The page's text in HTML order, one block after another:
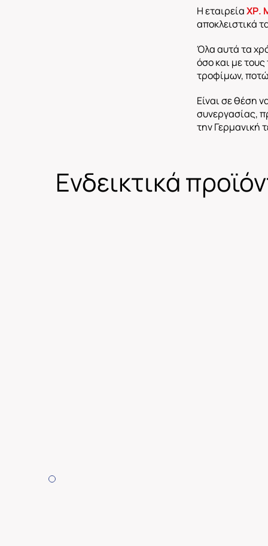
Η εταιρείαΧΡ.
αποκλειστικά
Όλα αυτά τα
όσο και με
τροφίμων,
Είναι σε θέση
συνεργασίας,
την Γερμανική
Ενδεικτικά